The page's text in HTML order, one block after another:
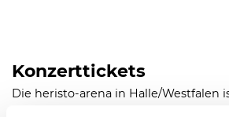
Konzerttickets
Die heristo-arena in Halle/Westfalen